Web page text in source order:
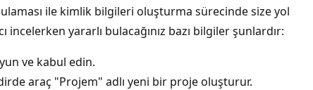
ile kimlik bilgileri oluşturma sürecinde size yol
incelerken yararlı bulacağınız bazı bilgiler şunlardır:
ve kabul edin.
araç "Projem" adlı yeni bir proje oluşturur.